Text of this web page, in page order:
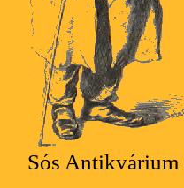
Sós Antikvárium